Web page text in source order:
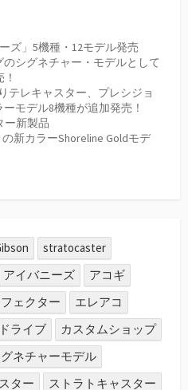
ズ」5機種・12モデル発売
シグネチャー・モデルとして
テレキャスター、プレシジョ
モデル8機種が追加発売！
ー新製品
新カラーShoreline Goldモデ
stratocaster
アイバニーズ
アコギ
ェクター
エレアコ
ライブ
カスタムショップ
ネチャーモデル
ター
ストラトキャスター